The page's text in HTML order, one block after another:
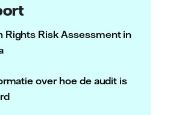
Rights Risk Assessment in
over hoe de audit is